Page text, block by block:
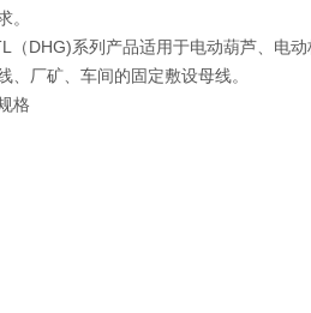
。
DHG)系列产品适用于电动葫芦、电
、厂矿、车间的固定敷设母线。
格